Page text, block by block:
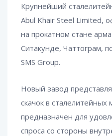
Крупнейший
Abul Khair Steel Limited,
на прокатном стане
Ситакунде, Чаттограм,
SMS Group.
Новый завод
скачок в
предназначен для
спроса со стороны